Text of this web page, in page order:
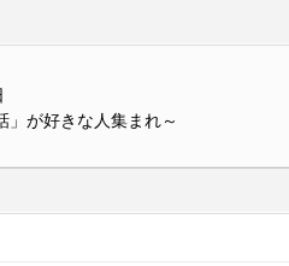
」が好きな人集まれ～